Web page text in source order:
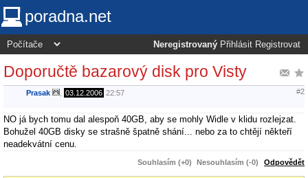
poradna.net
Neregistrovaný Přihlásit Registrovat
Doporučtě bazarový disk pro Visty
Prasak 03.12.2006 22:57 #2
NO já bych tomu dal alespoň 40GB, aby se mohly Widle v klidu rozlejzat.
Bohužel 40GB disky se strašně špatně shání... nebo za to chtějí někteří
neadekvátní cenu.
Souhlasím (+0) Nesouhlasím (-0) Odpovědět